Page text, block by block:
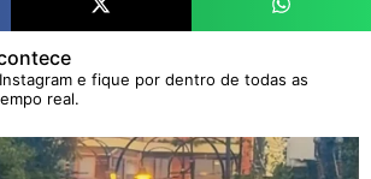
e fique por dentro de todas as
real.